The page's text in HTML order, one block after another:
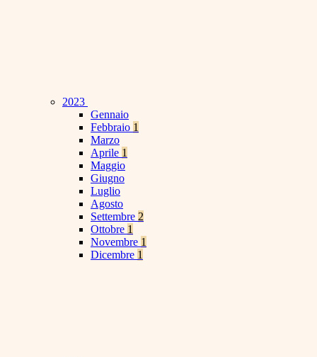
2023
Gennaio
Febbraio 1
Marzo
Aprile 1
Maggio
Giugno
Luglio
Agosto
Settembre 2
Ottobre 1
Novembre 1
Dicembre 1